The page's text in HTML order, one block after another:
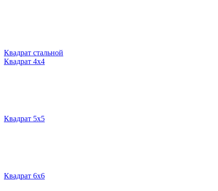
Квадрат стальной
Квадрат 4х4
Квадрат 5х5
Квадрат 6х6